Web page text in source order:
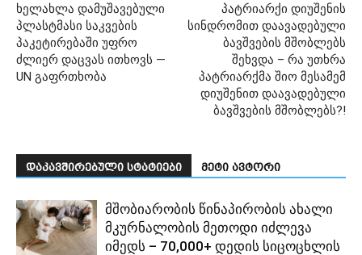
ხელახლა დამუშავებული
პლასტმასი საკვების
პაკეტირებაში უფრო
ძლიერ დაცვას ითხოვს —
UN გაფრთხობა
პატრიარქი დიუშენის
სინდრომით დაავადებული
ბავშვების მშობლებს
შეხვდა – რა უთხრა
პატრიარქმა შიო მესამემ
დიუშენით დაავადებული
ბავშვების მშობლებს?!
დაკავშირებული სტატიები მეტი ავტორი
მშობიარობის წინაპირობის ახალი
მკურნალობის მეთოდი იძლევა
იმედს – 70,000+ დედის სიცოცხლის